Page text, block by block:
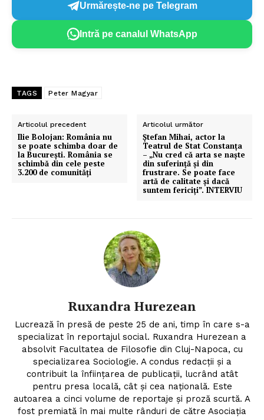
Urmărește-ne pe Telegram
Intră pe canalul WhatsApp
TAGS Peter Magyar
Articolul precedent
Ilie Bolojan: România nu
se poate schimba doar de
la Bucureşti. România se
schimbă din cele peste
3.200 de comunităţi
Articolul următor
Ştefan Mihai, actor la
Teatrul de Stat Constanţa
– „Nu cred că arta se naște
din suferință și din
frustrare. Se poate face
artă de calitate și dacă
suntem fericiți”. INTERVIU
Ruxandra Hurezean
Lucrează în presă de peste 25 de ani, timp în care s-a
specializat în reportajul social. Ruxandra Hurezean a
absolvit Facultatea de Filosofie din Cluj-Napoca, cu
specializarea Sociologie. A condus redacții și a
contribuit la înființarea de publicații, lucrând atât
pentru presa locală, cât și cea națională. Este
autoarea a cinci volume de reportaje și proză scurtă. A
fost premiată în mai multe rânduri de către Asociația